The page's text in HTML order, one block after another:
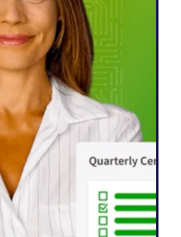
WordPress
rápidamente
a cinco idiomas. Ya
importantes en la
con nuestro público
tiene una mayor
con nuestro
contenido."